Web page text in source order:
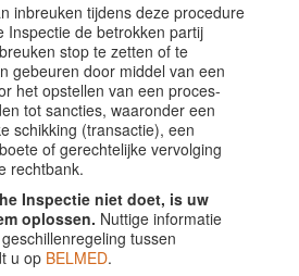
inbreuken tijdens deze procedure
Inspectie de betrokken partij
stop te zetten of te
gebeuren door middel van een
het opstellen van een proces-
tot sancties, waaronder een
schikking (transactie), een
of gerechtelijke vervolging
rechtbank.
Inspectie niet doet, is uw
oplossen. Nuttige informatie
tussen
u op BELMED.